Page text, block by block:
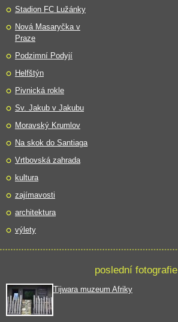
Stadion FC Lužánky
Nová Masaryčka v
Praze
Podzimní Podyjí
Helfštýn
Pivnická rokle
Sv. Jakub v Jakubu
Moravský Krumlov
Na skok do Santiaga
Vrtbovská zahrada
kultura
zajímavosti
architektura
výlety
poslední fotografie
Tijwara muzeum Afriky